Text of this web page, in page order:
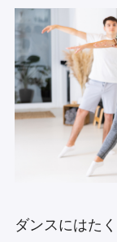
ダンスにはた